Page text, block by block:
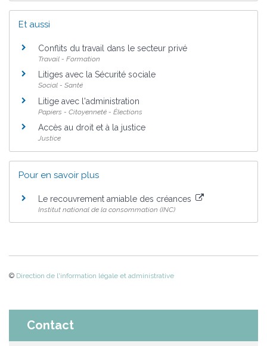
Et aussi
Conflits du travail dans le secteur privé
Travail - Formation
Litiges avec la Sécurité sociale
Social - Santé
Litige avec l'administration
Papiers - Citoyenneté - Élections
Accès au droit et à la justice
Justice
Pour en savoir plus
Le recouvrement amiable des créances
Institut national de la consommation (INC)
© Direction de l'information légale et administrative
Contact